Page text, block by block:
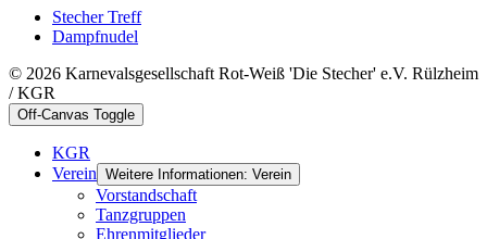
Stecher Treff
Dampfnudel
© 2026 Karnevalsgesellschaft Rot-Weiß 'Die Stecher' e.V. Rülzheim
/ KGR
Off-Canvas Toggle
KGR
Verein Weitere Informationen: Verein
Vorstandschaft
Tanzgruppen
Ehrenmitglieder